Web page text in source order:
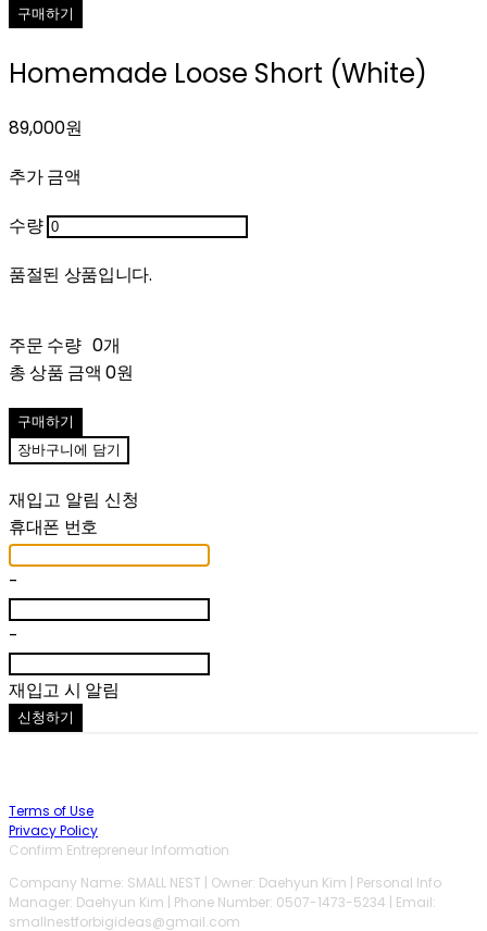
구매하기
Homemade Loose Short (White)
89,000원
추가 금액
수량
품절된 상품입니다.
주문 수량 0개
총 상품 금액 0원
구매하기
장바구니에 담기
재입고 알림 신청
휴대폰 번호
-
-
재입고 시 알림
신청하기
Terms of Use
Privacy Policy
Confirm Entrepreneur Information
Company Name: SMALL NEST | Owner: Daehyun Kim | Personal Info
Manager: Daehyun Kim | Phone Number: 0507-1473-5234 | Email:
smallnestforbigideas@gmail.com